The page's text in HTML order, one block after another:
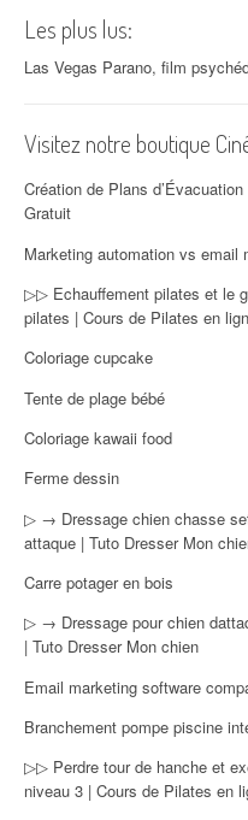
Les plus lus:
Las Vegas Parano, film
Visitez notre boutique
Création de Plans
Gratuit
Marketing automation vs email
▷▷ Echauffement pilates et le
pilates | Cours de Pilates en
Coloriage cupcake
Tente de plage bébé
Coloriage kawaii food
Ferme dessin
▷ → Dressage chien chasse
attaque | Tuto Dresser Mon
Carre potager en bois
▷ → Dressage pour chien
| Tuto Dresser Mon chien
Email marketing software
Branchement pompe piscine
▷▷ Perdre tour de hanche et
niveau 3 | Cours de Pilates en